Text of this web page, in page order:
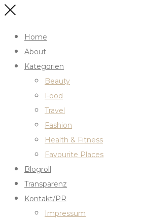
Home
About
Kategorien
Beauty
Food
Travel
Fashion
Health & Fitness
Favourite Places
Blogroll
Transparenz
Kontakt/PR
Impressum